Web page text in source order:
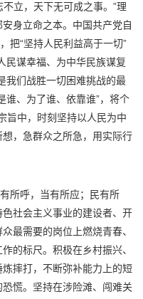
不立，天下无可成之事。”理
身立命之本。中国共产党自
把“坚持人民利益高于一切”
民谋幸福、为中华民族谋复
我们战胜一切困难挑战的最
谁、为了谁、依靠谁”，将个
旨中，时刻坚持以人民为中
，急群众之所急，用实际行
所呼，当有所应；民有所
社会主义事业的建设者、开
最需要的岗位上燃烧青春、
的标尺。积极在乡村振兴、
摔打，不断弥补能力上的短
慌。坚持在涉险滩、闯难关